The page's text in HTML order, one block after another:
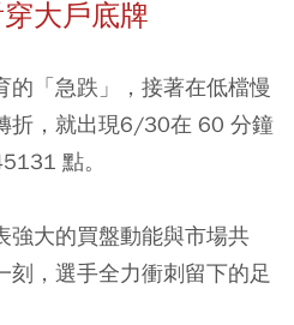
大戶底牌
的「急跌」，接著在低檔慢
折，就出現6/30在 60 分鐘
點。
強大的買盤動能與市場共
刻，選手全力衝刺留下的足